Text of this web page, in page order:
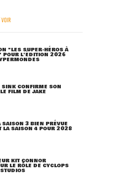
VOIR
"LES SUPER-HÉROS À
POUR L'ÉDITION 2026
CONFIRME SON
FILM DE JAKE
3 BIEN PRÉVUE
LA SAISON 4 POUR 2028
KIT CONNOR
LE RÔLE DE CYCLOPS